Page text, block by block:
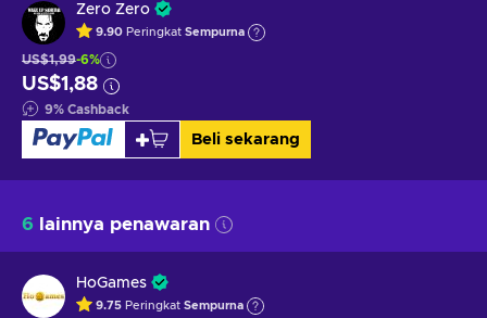
Zero Zero
9.90 Peringkat Sempurna
US$1,99-6%
US$1,88
9% Cashback
Beli sekarang
6 lainnya penawaran
HoGames
9.75 Peringkat Sempurna